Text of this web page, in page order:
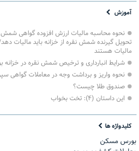
آموزش
نحوه محاسبه مالیات ارزش افزوده گواهی شمش
تحویل گیرنده شمش نقره از خزانه باید مالیات
مالیات هستند
شرایط انبارداری و ترخیص شمش نقره در خزانه
نحوه واریز و برداشت وجه در معاملات گواهی
صندوق طلا چیست؟
این داستان (۴): تخت بخواب
کلیدواژه ها
بورس مسکن